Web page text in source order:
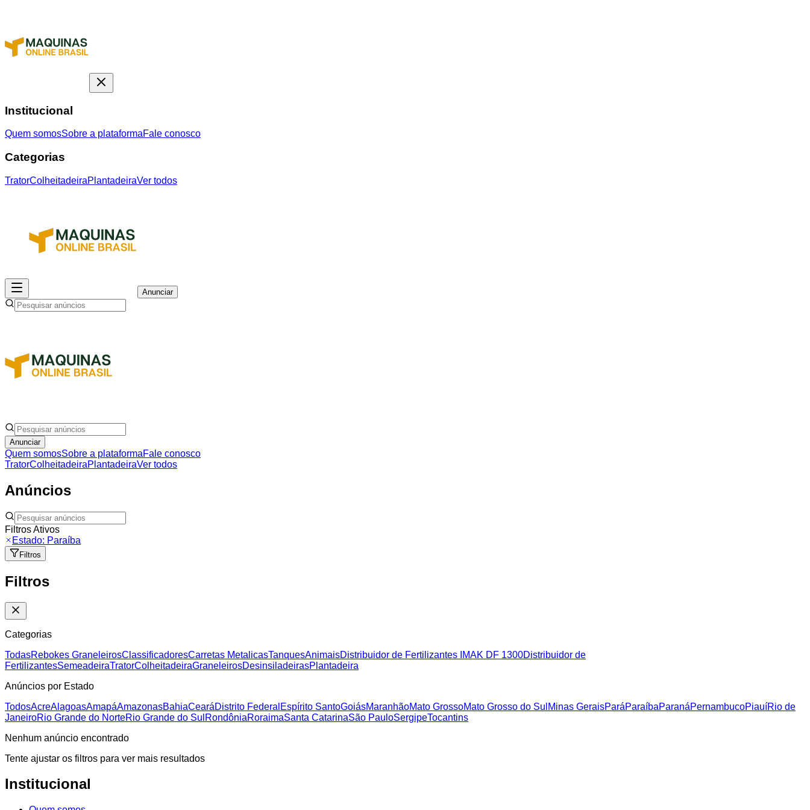
Institucional
Quem somosSobre a plataformaFale conosco
Categorias
TratorColheitadeiraPlantadeiraVer todos
Anunciar
Anunciar
Quem somosSobre a plataformaFale conosco
TratorColheitadeiraPlantadeiraVer todos
Anúncios
Filtros Ativos
Estado: Paraíba
Filtros
Filtros
Categorias
TodasRebokes GraneleirosClassificadoresCarretas MetalicasTanquesAnimaisDistribuidor de Fertilizantes IMAK DF 1300Distribuidor de
FertilizantesSemeadeiraTratorColheitadeiraGraneleirosDesinsiladeirasPlantadeira
Anúncios por Estado
TodosAcreAlagoasAmapáAmazonasBahiaCearáDistrito Federal Espírito SantoGoiásMaranhãoMato GrossoMato Grosso do Sul Minas GeraisParáParaíbaParanáPernambucoPiauíRio de
JaneiroRio Grande do NorteRio Grande do Sul RondôniaRoraimaSanta CatarinaSão PauloSergipeTocantins
Nenhum anúncio encontrado
Tente ajustar os filtros para ver mais resultados
Institucional